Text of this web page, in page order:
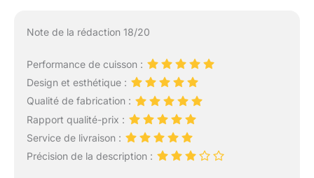
Note de la rédaction 18/20
Performance de cuisson :
Design et esthétique :
Qualité de fabrication :
Rapport qualité-prix :
Service de livraison :
Précision de la description :